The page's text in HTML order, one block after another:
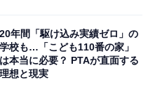
20年間「駆け込み実績ゼロ」の
学校も…「こども110番の家」
は本当に必要？ PTAが直面する
理想と現実